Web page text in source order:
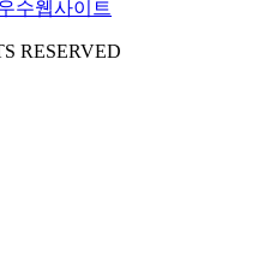
RESERVED